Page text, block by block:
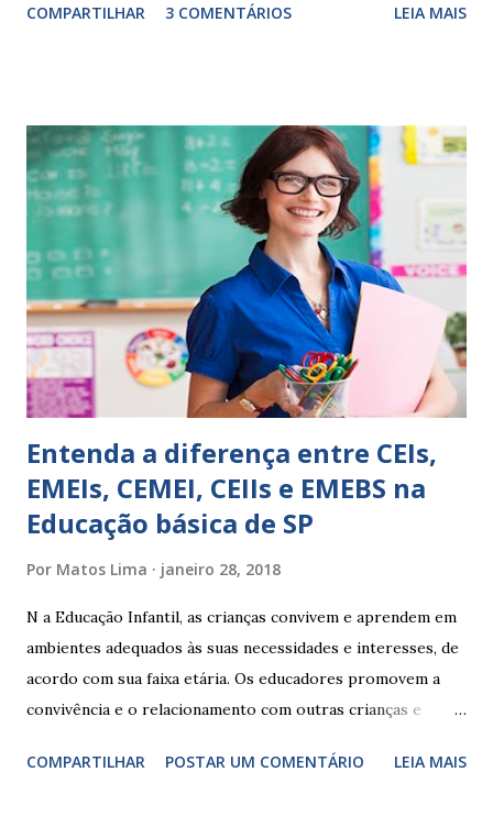
exercitação. E encontrar a melhor maneira de expressar o
sempre as intervenções feitas para ações apresentadas,
isso ressalta trabalho. SUGESTÕES DE PALAVRAS E
EXPRESSÕES PARA USO EM RELATÓRIOS Você pensa Você
escreve O aluno não sabe O aluno não adquiriu os
conceitos, está em fase de aprendizado. Não tem limites
Apresenta dificuldades de auto-regulação, pois… É nervoso
Ainda não desenvolveu habilidades para convívio no
ambiente...
COMPARTILHAR 3 COMENTÁRIOS LEIA MAIS
Entenda a diferença entre CEIs,
EMEIs, CEMEI, CEIIs e EMEBS na
Educação básica de SP
Por Matos Lima janeiro 28, 2018
N a Educação Infantil, as crianças convivem e aprendem em
ambientes adequados às suas necessidades e interesses, de
acordo com sua faixa etária. Os educadores promovem a
convivência e o relacionamento com outras crianças e
garantir o direito das crianças a uma educação integral e de
COMPARTILHAR POSTAR UM COMENTÁRIO LEIA MAIS